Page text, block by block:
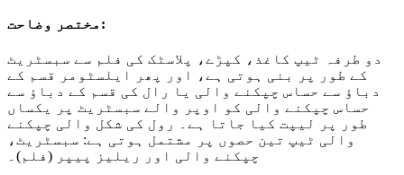
مختصر وضاحت:
دو طرفہ ٹیپ کاغذ، کپڑے، پلاسٹک کی فلم سے سبسٹریٹ
کے طور پر بنی ہوتی ہے، اور پھر ایلسٹومر قسم کے
دباؤ سے حساس چپکنے والی یا رال کی قسم کے دباؤ سے
حساس چپکنے والی کو اوپر والے سبسٹریٹ پر یکساں
طور پر لیپت کیا جاتا ہے۔ رول کی شکل والی چپکنے
والی ٹیپ تین حصوں پر مشتمل ہوتی ہے: سبسٹریٹ،
چپکنے والی اور ریلیز پیپر (فلم)۔